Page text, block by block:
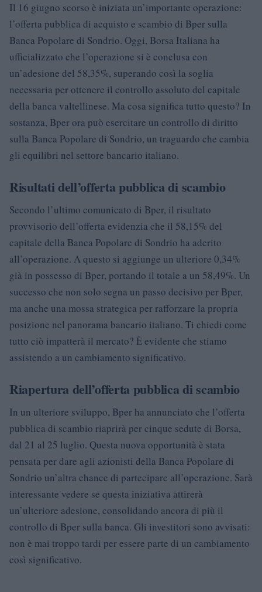
Il 16 giugno scorso è iniziata un’importante operazione:
l’offerta pubblica di acquisto e scambio di Bper sulla
Banca Popolare di Sondrio. Oggi, Borsa Italiana ha
ufficializzato che l’operazione si è conclusa con
un’adesione del 58,35%, superando così la soglia
necessaria per ottenere il controllo assoluto del capitale
della banca valtellinese. Ma cosa significa tutto questo? In
sostanza, Bper ora può esercitare un controllo di diritto
sulla Banca Popolare di Sondrio, un traguardo che cambia
gli equilibri nel settore bancario italiano.
Risultati dell’offerta pubblica di scambio
Secondo l’ultimo comunicato di Bper, il risultato
provvisorio dell’offerta evidenzia che il 58,15% del
capitale della Banca Popolare di Sondrio ha aderito
all’operazione. A questo si aggiunge un ulteriore 0,34%
già in possesso di Bper, portando il totale a un 58,49%. Un
successo che non solo segna un passo decisivo per Bper,
ma anche una mossa strategica per rafforzare la propria
posizione nel panorama bancario italiano. Ti chiedi come
tutto ciò impatterà il mercato? È evidente che stiamo
assistendo a un cambiamento significativo.
Riapertura dell’offerta pubblica di scambio
In un ulteriore sviluppo, Bper ha annunciato che l’offerta
pubblica di scambio riaprirà per cinque sedute di Borsa,
dal 21 al 25 luglio. Questa nuova opportunità è stata
pensata per dare agli azionisti della Banca Popolare di
Sondrio un’altra chance di partecipare all’operazione. Sarà
interessante vedere se questa iniziativa attirerà
un’ulteriore adesione, consolidando ancora di più il
controllo di Bper sulla banca. Gli investitori sono avvisati:
non è mai troppo tardi per essere parte di un cambiamento
così significativo.